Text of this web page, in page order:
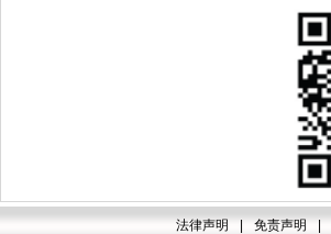
法律声明 免责声明